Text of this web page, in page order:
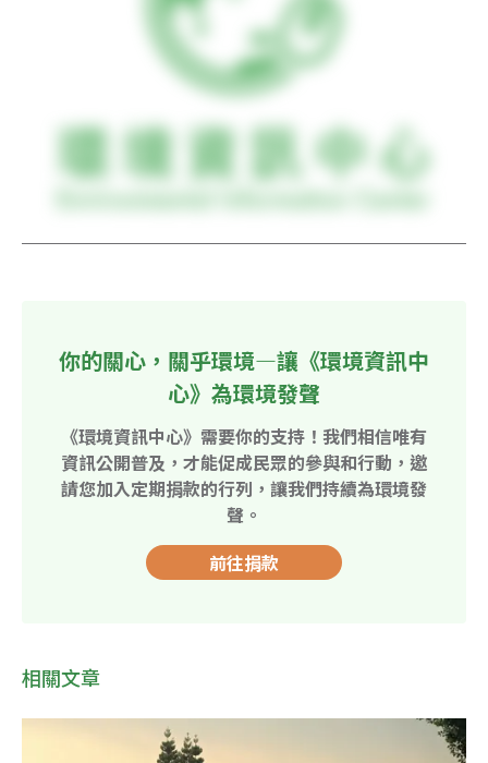
你的關心，關乎環境—讓《環境資訊中
心》為環境發聲
《環境資訊中心》需要你的支持！我們相信唯有
資訊公開普及，才能促成民眾的參與和行動，邀
請您加入定期捐款的行列，讓我們持續為環境發
聲。
前往捐款
相關文章